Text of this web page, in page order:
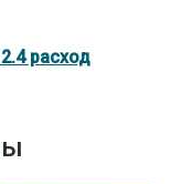
расход